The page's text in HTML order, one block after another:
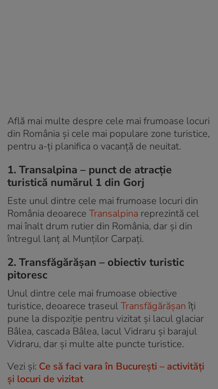
Află mai multe despre cele mai frumoase locuri
din România și cele mai populare zone turistice,
pentru a-ți planifica o vacanță de neuitat.
1. Transalpina – punct de atracție
turistică numărul 1 din Gorj
Este unul dintre cele mai frumoase locuri din
România deoarece Transalpina reprezintă cel
mai înalt drum rutier din România, dar și din
întregul lanț al Munților Carpați.
2. Transfăgărășan – obiectiv turistic
pitoresc
Unul dintre cele mai frumoase obiective
turistice, deoarece traseulTransfăgărășanîți
pune la dispoziție pentru vizitat și lacul glaciar
Bâlea, cascada Bâlea, lacul Vidraru și barajul
Vidraru, dar și multe alte puncte turistice.
Vezi și: Ce să faci vara în București – activități
și locuri de vizitat